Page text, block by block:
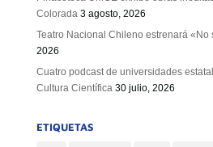
Colorada 3 agosto, 2026
Teatro Nacional Chileno estrenará «No
2026
Cuatro podcast de universidades
Cultura Científica 30 julio, 2026
ETIQUETAS